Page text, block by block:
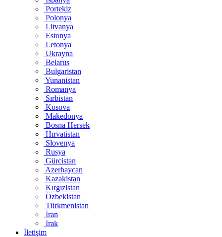
Portekiz
Polonya
Litvanya
Estonya
Letonya
Ukrayna
Belarus
Bulgaristan
Yunanistan
Romanya
Sırbistan
Kosova
Makedonya
Bosna Hersek
Hırvatistan
Slovenya
Rusya
Gürcistan
Azerbaycan
Kazakistan
Kırgızistan
Özbekistan
Türkmenistan
İran
Irak
İletişim